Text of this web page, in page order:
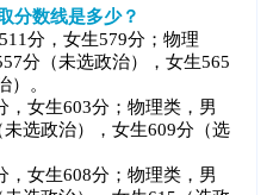
分数线是多少？
分，女生579分；物理
分（未选政治），女生565
）。
，女生603分；物理类，男
选政治），女生609分（选
，女生608分；物理类，男